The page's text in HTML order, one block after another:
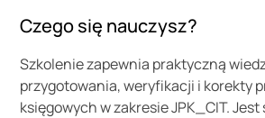
Czego się nauczysz?
Szkolenie zapewnia praktyczną
przygotowania, weryfikacji i korekty
księgowych w zakresie JPK_CIT.